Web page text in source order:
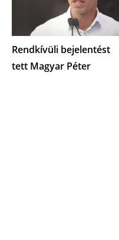
Rendkívüli bejelentést
tett Magyar Péter